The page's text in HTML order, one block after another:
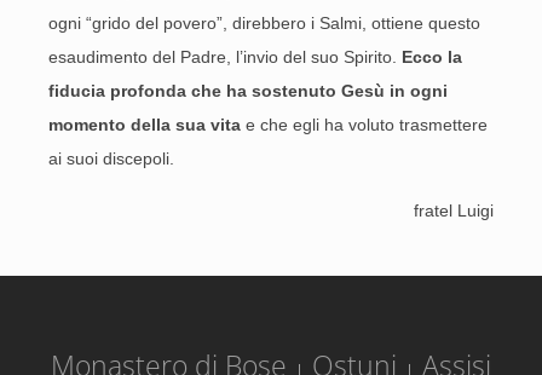
ogni “grido del povero”, direbbero i Salmi, ottiene questo
esaudimento del Padre, l’invio del suo Spirito. Ecco la
fiducia profonda che ha sostenuto Gesù in ogni
momento della sua vita e che egli ha voluto trasmettere
ai suoi discepoli.
fratel Luigi
Monastero di Bose Ostuni Assisi